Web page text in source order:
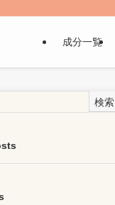
成分一覧
検索